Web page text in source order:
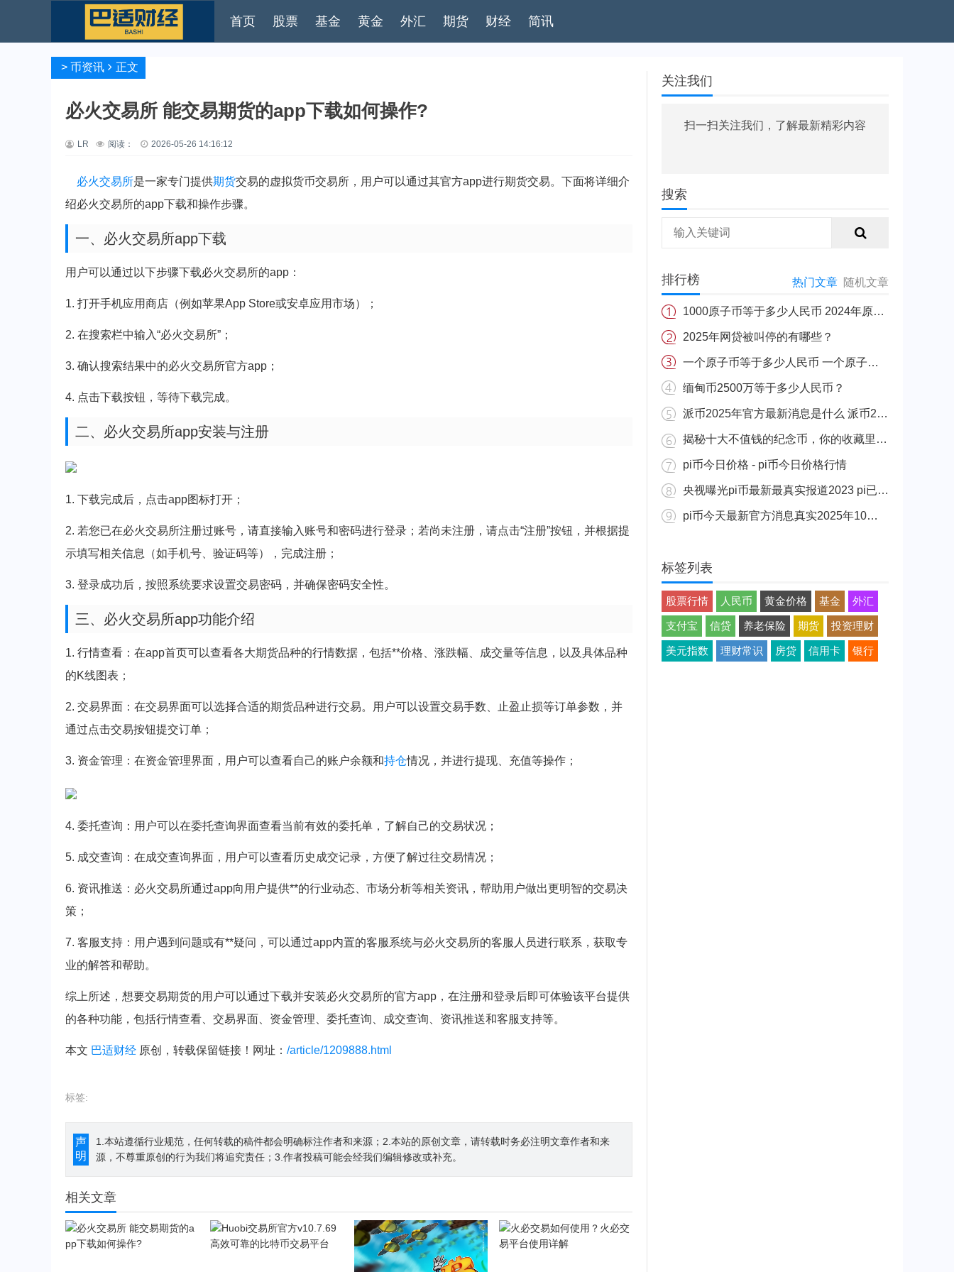
首页 股票 基金 黄金 外汇 期货 财经 简讯
> 币资讯 正文
必火交易所 能交易期货的app下载如何操作?
LR 阅读： 2026-05-26 14:16:12
必火交易所是一家专门提供期货交易的虚拟货币交易所，用户可以通过其官方app进行期货交易。下面将详细介
绍必火交易所的app下载和操作步骤。
一、必火交易所app下载
用户可以通过以下步骤下载必火交易所的app：
1. 打开手机应用商店（例如苹果App Store或安卓应用市场）；
2. 在搜索栏中输入“必火交易所”；
3. 确认搜索结果中的必火交易所官方app；
4. 点击下载按钮，等待下载完成。
二、必火交易所app安装与注册
1. 下载完成后，点击app图标打开；
2. 若您已在必火交易所注册过账号，请直接输入账号和密码进行登录；若尚未注册，请点击“注册”按钮，并根据提
示填写相关信息（如手机号、验证码等），完成注册；
3. 登录成功后，按照系统要求设置交易密码，并确保密码安全性。
三、必火交易所app功能介绍
1. 行情查看：在app首页可以查看各大期货品种的行情数据，包括**价格、涨跌幅、成交量等信息，以及具体品种
的K线图表；
2. 交易界面：在交易界面可以选择合适的期货品种进行交易。用户可以设置交易手数、止盈止损等订单参数，并
通过点击交易按钮提交订单；
3. 资金管理：在资金管理界面，用户可以查看自己的账户余额和持仓情况，并进行提现、充值等操作；
4. 委托查询：用户可以在委托查询界面查看当前有效的委托单，了解自己的交易状况；
5. 成交查询：在成交查询界面，用户可以查看历史成交记录，方便了解过往交易情况；
6. 资讯推送：必火交易所通过app向用户提供**的行业动态、市场分析等相关资讯，帮助用户做出更明智的交易决
策；
7. 客服支持：用户遇到问题或有**疑问，可以通过app内置的客服系统与必火交易所的客服人员进行联系，获取专
业的解答和帮助。
综上所述，想要交易期货的用户可以通过下载并安装必火交易所的官方app，在注册和登录后即可体验该平台提供
的各种功能，包括行情查看、交易界面、资金管理、委托查询、成交查询、资讯推送和客服支持等。
本文 巴适财经 原创，转载保留链接！网址： /article/1209888.html
标签:
声
明
1.本站遵循行业规范，任何转载的稿件都会明确标注作者和来源；2.本站的原创文章，请转载时务必注明文章作者和来
源，不尊重原创的行为我们将追究责任；3.作者投稿可能会经我们编辑修改或补充。
相关文章
关注我们
扫一扫关注我们，了解最新精彩内容
搜索
排行榜 热门文章 随机文章
1000原子币等于多少人民币 2024年原子币最新价格介绍一览
2025年网贷被叫停的有哪些？
一个原子币等于多少人民币 一个原子币价格介绍
缅甸币2500万等于多少人民币？
派币2025年官方最新消息是什么 派币2025年官方最新消息真实分享
揭秘十大不值钱的纪念币，你的收藏里有吗？
pi币今日价格 - pi币今日价格行情
央视曝光pi币最新最真实报道2023 pi已经成功了是真的吗（假的）
pi币今天最新官方消息真实2025年10月 派币今天最新消息介绍
标签列表
股票行情 人民币 黄金价格 基金 外汇
支付宝 信贷 养老保险 期货 投资理财
美元指数 理财常识 房贷 信用卡 银行